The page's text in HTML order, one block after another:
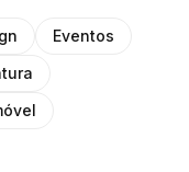
Eventos